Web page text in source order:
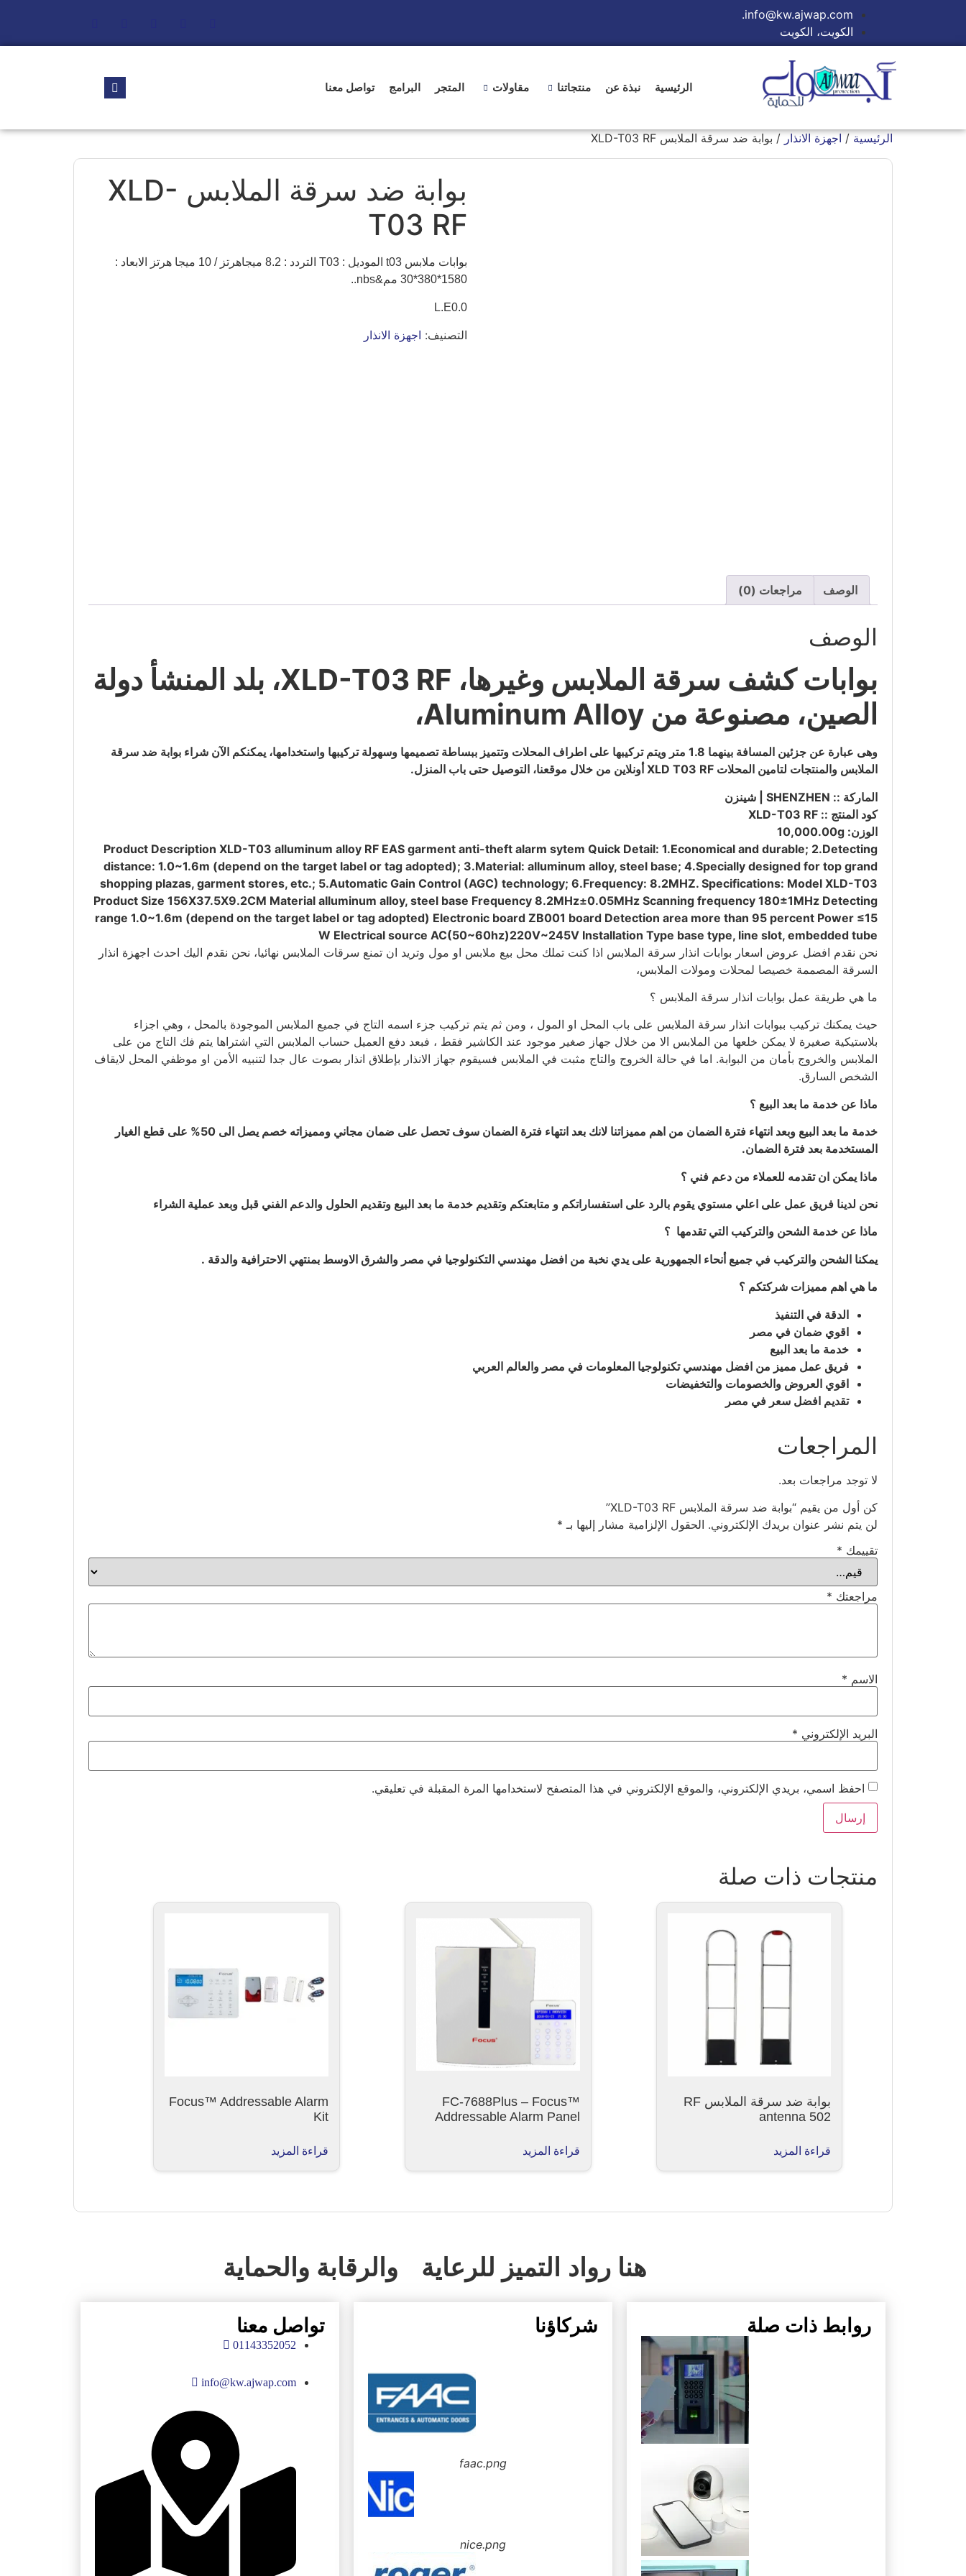
info@kw.ajwap.com.
الكويت، الكويت
الرئيسية نبذة عن منتجاتنا مقاولات المتجر البرامج تواصل معنا
الرئيسية / اجهزة الانذار / بوابة ضد سرقة الملابس XLD-T03 RF
بوابة ضد سرقة الملابس XLD-
T03 RF
بوابات ملابس t03 الموديل : T03 التردد : 8.2 ميجاهرتز / 10 ميجا هرتز الابعاد :
1580*380*30 مم&nbs..
L.E0.0
التصنيف: اجهزة الانذار
الوصف مراجعات (0)
الوصف
بوابات كشف سرقة الملابس وغيرها، XLD-T03 RF، بلد المنشأ دولة
الصين، مصنوعة من Aluminum Alloy،
وهى عبارة عن جزئين المسافة بينهما 1.8 متر ويتم تركيبها على اطراف المحلات وتتميز ببساطة تصميمها وسهولة تركيبها واستخدامها، يمكنكم الآن شراء بوابة ضد سرقة
الملابس والمنتجات لتامين المحلات XLD T03 RF أونلاين من خلال موقعنا، التوصيل حتى باب المنزل.
الماركة :: SHENZHEN | شينزن
كود المنتج :: XLD-T03 RF
الوزن: 10,000.00g
Product Description XLD-T03 alluminum alloy RF EAS garment anti-theft alarm sytem Quick Detail: 1.Economical and durable; 2.Detecting
distance: 1.0~1.6m (depend on the target label or tag adopted); 3.Material: alluminum alloy, steel base; 4.Specially designed for top grand
shopping plazas, garment stores, etc.; 5.Automatic Gain Control (AGC) technology; 6.Frequency: 8.2MHZ. Specifications: Model XLD-T03
Product Size 156X37.5X9.2CM Material alluminum alloy, steel base Frequency 8.2MHz±0.05MHz Scanning frequency 180±1MHz Detecting
range 1.0~1.6m (depend on the target label or tag adopted) Electronic board ZB001 board Detection area more than 95 percent Power ≤15
W Electrical source AC(50~60hz)220V~245V Installation Type base type, line slot, embedded tube
نحن نقدم افضل عروض اسعار بوابات انذار سرقة الملابس اذا كنت تملك محل بيع ملابس او مول وتريد ان تمنع سرقات الملابس نهائيا، نحن نقدم اليك احدث اجهزة انذار
السرقة المصممة خصيصا لمحلات ومولات الملابس،
ما هي طريقة عمل بوابات انذار سرقة الملابس ؟
حيث يمكنك تركيب ببوابات انذار سرقة الملابس على باب المحل او المول ، ومن ثم يتم تركيب جزء اسمه التاج في جميع الملابس الموجودة بالمحل ، وهي اجزاء
بلاستيكية صغيرة لا يمكن خلعها من الملابس الا من خلال جهاز صغير موجود عند الكاشير فقط ، فبعد دفع العميل حساب الملابس التي اشتراها يتم فك التاج من على
الملابس والخروج بأمان من البوابة. اما في حالة الخروج والتاج مثبت في الملابس فسيقوم جهاز الانذار بإطلاق انذار بصوت عال جدا لتنبيه الأمن او موظفي المحل لايقاف
الشخص السارق.
ماذا عن خدمة ما بعد البيع ؟
خدمة ما بعد البيع وبعد انتهاء فترة الضمان من اهم مميزاتنا لانك بعد انتهاء فترة الضمان سوف تحصل على ضمان مجاني ومميزاته خصم يصل الى 50% على قطع الغيار
المستخدمة بعد فترة الضمان.
ماذا يمكن ان تقدمه للعملاء من دعم فني ؟
نحن لدينا فريق عمل على اعلي مستوي يقوم بالرد على استفساراتكم و متابعتكم وتقديم خدمة ما بعد البيع وتقديم الحلول والدعم الفني قبل وبعد عملية الشراء
ماذا عن خدمة الشحن والتركيب التي تقدمها ؟
يمكنا الشحن والتركيب في جميع أنحاء الجمهورية على يدي نخبة من افضل مهندسي التكنولوجيا في مصر والشرق الاوسط بمنتهي الاحترافية والدقة .
ما هي اهم مميزات شركتكم ؟
الدقة في التنفيذ
اقوي ضمان في مصر
خدمة ما بعد البيع
فريق عمل مميز من افضل مهندسي تكنولوجيا المعلومات في مصر والعالم العربي
اقوي العروض والخصومات والتخفيضات
تقديم افضل سعر في مصر
المراجعات
لا توجد مراجعات بعد.
كن أول من يقيم “بوابة ضد سرقة الملابس XLD-T03 RF”
لن يتم نشر عنوان بريدك الإلكتروني. الحقول الإلزامية مشار إليها بـ *
تقييمك *
مراجعتك *
الاسم *
البريد الإلكتروني *
احفظ اسمي، بريدي الإلكتروني، والموقع الإلكتروني في هذا المتصفح لاستخدامها المرة المقبلة في تعليقي.
منتجات ذات صلة
بوابة ضد سرقة الملابس RF
antenna 502
قراءة المزيد
FC-7688Plus – Focus™
Addressable Alarm Panel
قراءة المزيد
Focus™ Addressable Alarm
Kit
قراءة المزيد
هنا رواد التميز للرعاية والرقابة والحماية
روابط ذات صلة شركاؤنا
faac.png
nice.png
تواصل معنا
01143352052
info@kw.ajwap.com